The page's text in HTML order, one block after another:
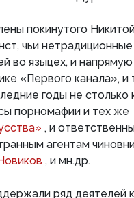
покинутого
чьи нетрадиционные
во языцех, и напрямую
«Первого канала», и
годы не столько
порномафии и тех же
, и
агентам
, и мн.др.
ряд деятелей